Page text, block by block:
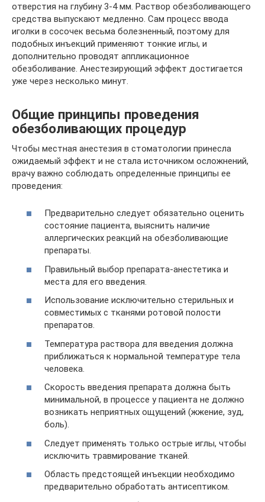
отверстия на глубину 3-4 мм. Раствор обезболивающего
средства выпускают медленно. Сам процесс ввода
иголки в сосочек весьма болезненный, поэтому для
подобных инъекций применяют тонкие иглы, и
дополнительно проводят аппликационное
обезболивание. Анестезирующий эффект достигается
уже через несколько минут.
Общие принципы проведения
обезболивающих процедур
Чтобы местная анестезия в стоматологии принесла
ожидаемый эффект и не стала источником осложнений,
врачу важно соблюдать определенные принципы ее
проведения:
Предварительно следует обязательно оценить
состояние пациента, выяснить наличие
аллергических реакций на обезболивающие
препараты.
Правильный выбор препарата-анестетика и
места для его введения.
Использование исключительно стерильных и
совместимых с тканями ротовой полости
препаратов.
Температура раствора для введения должна
приближаться к нормальной температуре тела
человека.
Скорость введения препарата должна быть
минимальной, в процессе у пациента не должно
возникать неприятных ощущений (жжение, зуд,
боль).
Следует применять только острые иглы, чтобы
исключить травмирование тканей.
Область предстоящей инъекции необходимо
предварительно обработать антисептиком.